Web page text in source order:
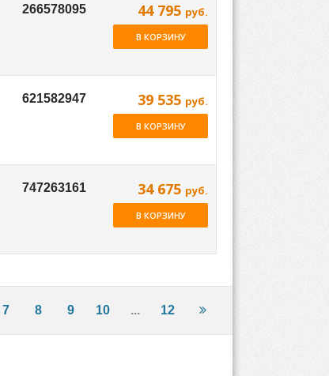
44 795 руб.
В КОРЗИНУ
39 535 руб.
В КОРЗИНУ
34 675 руб.
В КОРЗИНУ
7 8 9 10 ... 12